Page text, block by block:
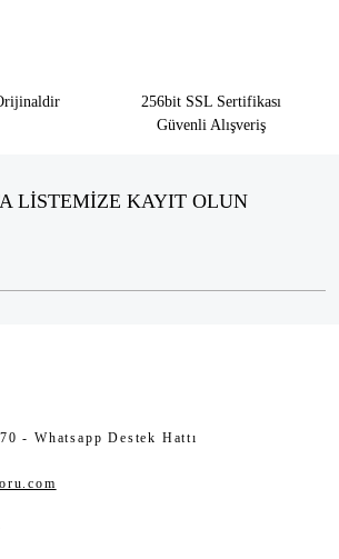
256bit SSL Sertifikası
Güvenli Alışveriş
LİSTEMİZE KAYIT OLUN
- Whatsapp Destek Hattı